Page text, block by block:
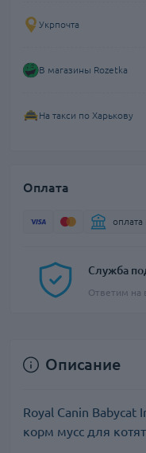
Укрпочта
В магазины Rozetka
На такси по Харькову
Оплата
оплата
Служба
Ответим на
Описание
Royal Canin
корм мусс для